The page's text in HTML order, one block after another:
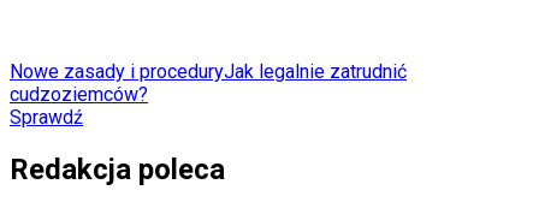
Nowe zasady i proceduryJak legalnie zatrudnić
cudzoziemców?
Sprawdź
Redakcja poleca